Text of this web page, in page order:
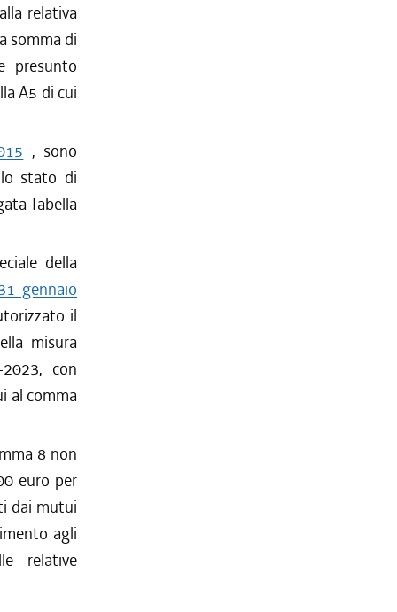
relativa
somma di
presunto
A5 di cui
, sono
stato di
Tabella
della
gennaio
il
misura
con
al comma
8 non
euro per
dai mutui
agli
relative